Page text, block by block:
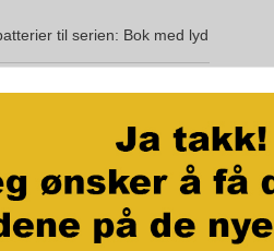
til serien: Bok med lyd
magiske øya
Maze - London - Brettspill
ikke bæsje på do